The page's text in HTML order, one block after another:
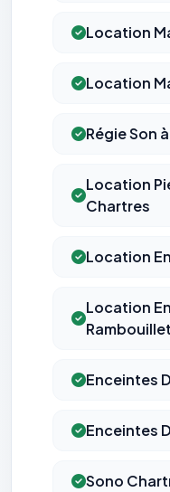
Location
Location
Régie Son
Location
Chartres
Location
Location
Rambouillet
Enceintes
Enceintes
Sono